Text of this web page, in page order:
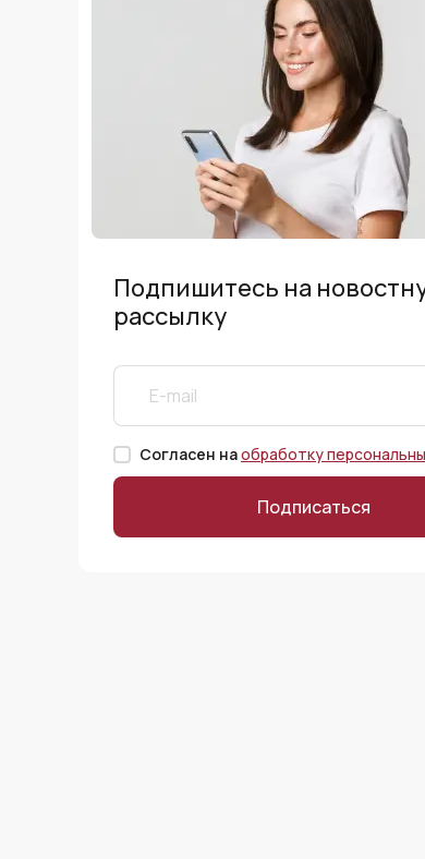
Подпишитесь на
рассылку
Согласен наобработку
Подписаться